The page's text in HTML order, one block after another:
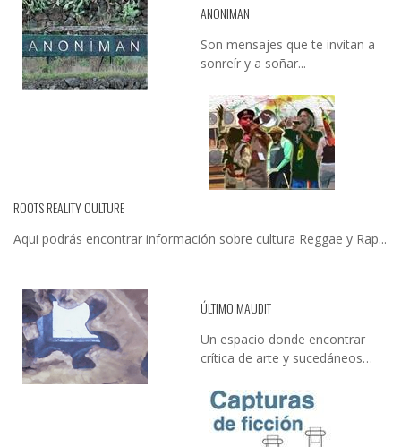
ANONIMAN
Son mensajes que te invitan a
sonreír y a soñar...
ROOTS REALITY CULTURE
Aqui podrás encontrar información sobre cultura Reggae y Rap...
ÚLTIMO MAUDIT
Un espacio donde encontrar
crítica de arte y sucedáneos…